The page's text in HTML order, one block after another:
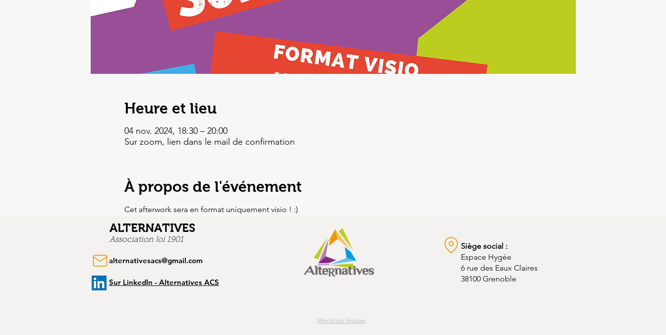
Heure et lieu
04 nov. 2024, 18:30 – 20:00
Sur zoom, lien dans le mail de confirmation
À propos de l'événement
Cet afterwork sera en format uniquement visio ! :)
ALTERNATIVES
Association loi 1901
alternativesacs@gmail.com
Sur LinkedIn - Alternatives ACS
Siège social :
Espace Hygée
6 rue des Eaux Claires
38100 Grenoble
Mentions légales